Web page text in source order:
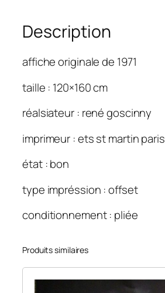
Description
affiche originale de 1971
taille : 120×160 cm
réalsiateur : rené goscinny
imprimeur : ets st martin paris
état : bon
type impréssion : offset
conditionnement : pliée
Produits similaires